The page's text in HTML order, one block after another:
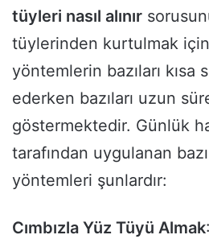
tüyleri nasıl alınır
tüylerinden kurtulmak
yöntemlerin bazıları kısa
ederken bazıları uzun
göstermektedir. Günlük
tarafından uygulanan
yöntemleri şunlardır:
Cımbızla Yüz Tüyü Almak